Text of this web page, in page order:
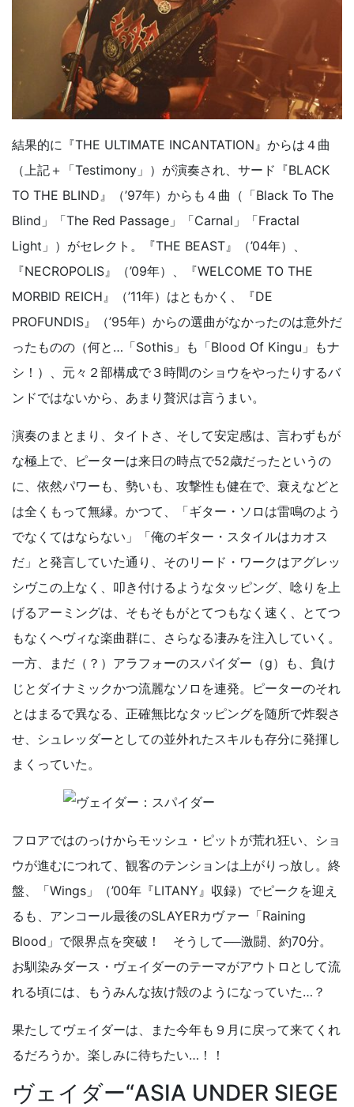
結果的に『THE ULTIMATE INCANTATION』からは４曲
（上記＋「Testimony」）が演奏され、サード『BLACK
TO THE BLIND』（’97年）からも４曲（「Black To The
Blind」「The Red Passage」「Carnal」「Fractal
Light」）がセレクト。『THE BEAST』（’04年）、
『NECROPOLIS』（’09年）、『WELCOME TO THE
MORBID REICH』（’11年）はともかく、『DE
PROFUNDIS』（’95年）からの選曲がなかったのは意外だ
ったものの（何と…「Sothis」も「Blood Of Kingu」もナ
シ！）、元々２部構成で３時間のショウをやったりするバ
ンドではないから、あまり贅沢は言うまい。
演奏のまとまり、タイトさ、そして安定感は、言わずもが
な極上で、ピーターは来日の時点で52歳だったというの
に、依然パワーも、勢いも、攻撃性も健在で、衰えなどと
は全くもって無縁。かつて、「ギター・ソロは雷鳴のよう
でなくてはならない」「俺のギター・スタイルはカオス
だ」と発言していた通り、そのリード・ワークはアグレッ
シヴこの上なく、叩き付けるようなタッピング、唸りを上
げるアーミングは、そもそもがとてつもなく速く、とてつ
もなくヘヴィな楽曲群に、さらなる凄みを注入していく。
一方、まだ（？）アラフォーのスパイダー（g）も、負け
じとダイナミックかつ流麗なソロを連発。ピーターのそれ
とはまるで異なる、正確無比なタッピングを随所で炸裂さ
せ、シュレッダーとしての並外れたスキルも存分に発揮し
まくっていた。
フロアではのっけからモッシュ・ピットが荒れ狂い、ショ
ウが進むにつれて、観客のテンションは上がりっ放し。終
盤、「Wings」（’00年『LITANY』収録）でピークを迎え
るも、アンコール最後のSLAYERカヴァー「Raining
Blood」で限界点を突破！ そうして──激闘、約70分。
お馴染みダース・ヴェイダーのテーマがアウトロとして流
れる頃には、もうみんな抜け殻のようになっていた…？
果たしてヴェイダーは、また今年も９月に戻って来てくれ
るだろうか。楽しみに待ちたい…！！
ヴェイダー“ASIA UNDER SIEGE